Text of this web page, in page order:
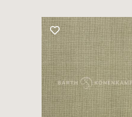
Es sind